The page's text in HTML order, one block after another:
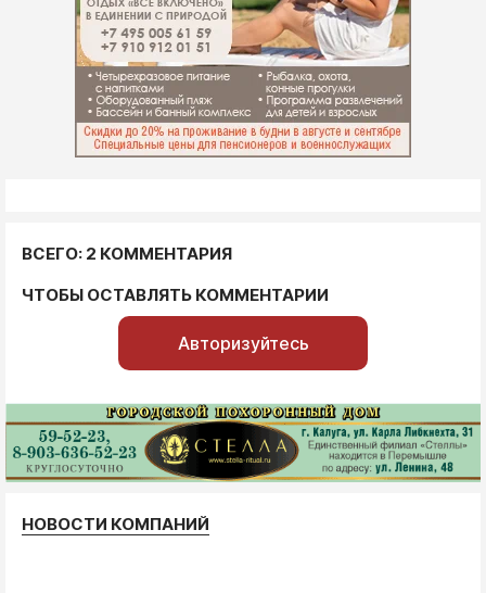
ВСЕГО: 2 КОММЕНТАРИЯ
ЧТОБЫ ОСТАВЛЯТЬ КОММЕНТАРИИ
Авторизуйтесь
НОВОСТИ КОМПАНИЙ